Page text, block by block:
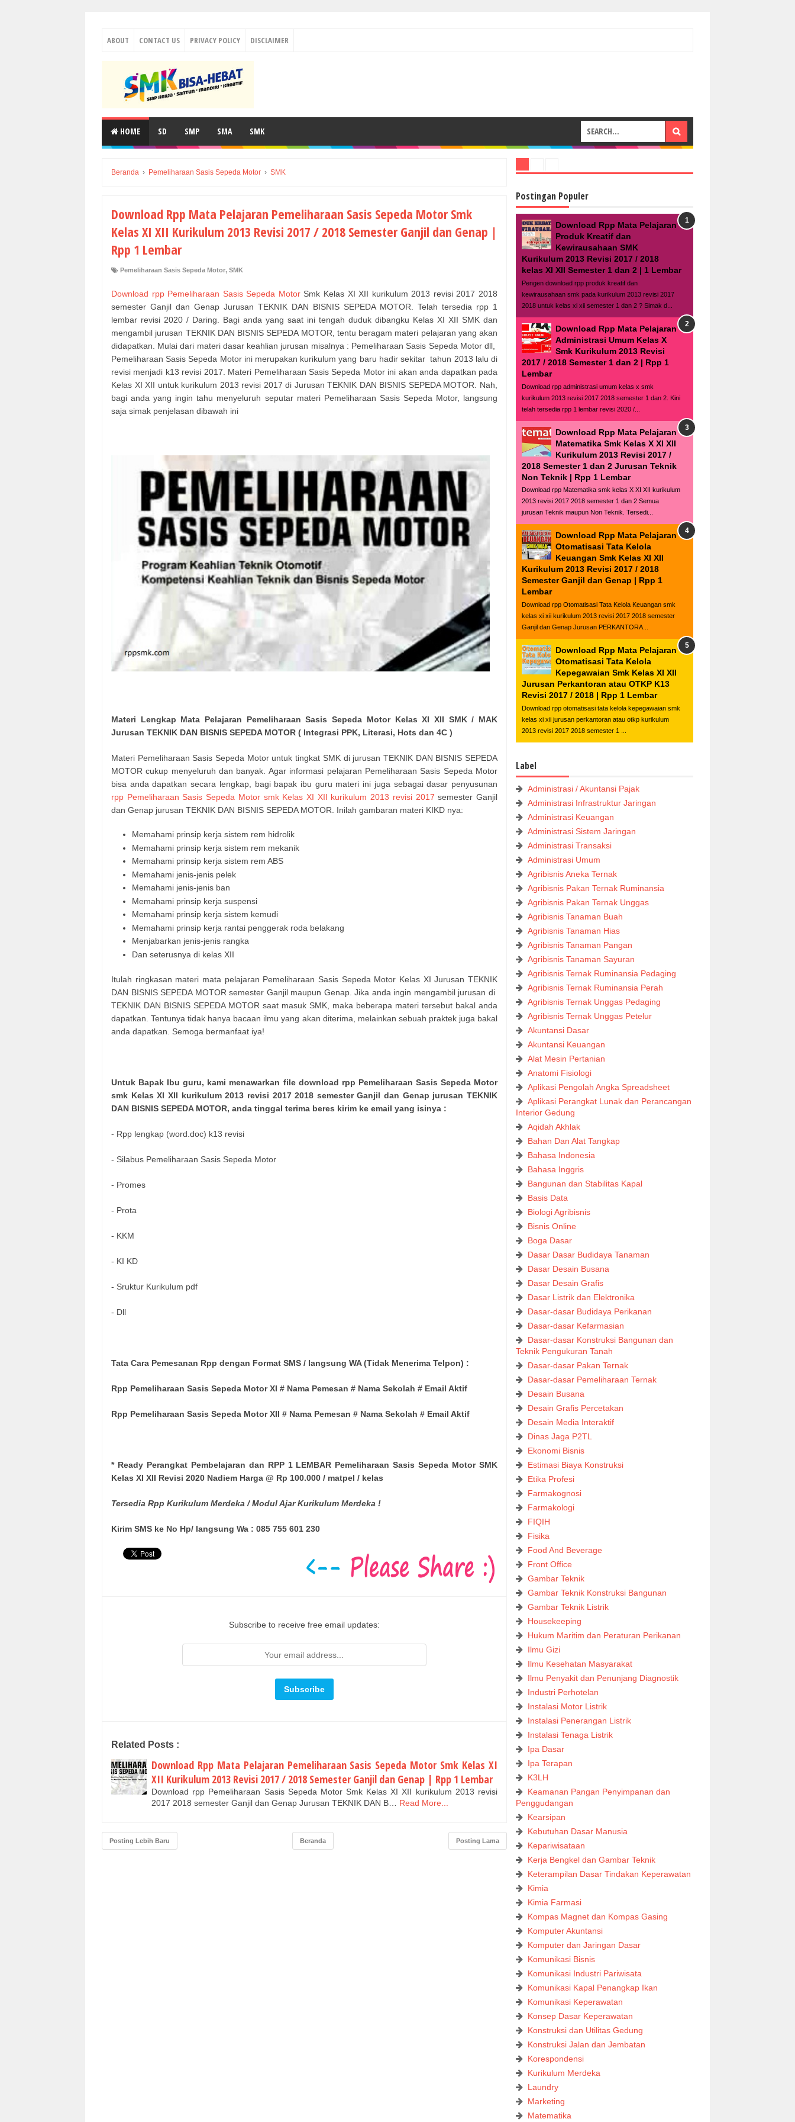
ABOUT CONTACT US PRIVACY POLICY DISCLAIMER
HOME SD SMP SMA SMK
Beranda › Pemeliharaan Sasis Sepeda Motor › SMK
Download Rpp Mata Pelajaran Pemeliharaan Sasis Sepeda Motor Smk
Kelas XI XII Kurikulum 2013 Revisi 2017 / 2018 Semester Ganjil dan Genap |
Rpp 1 Lembar
Pemeliharaan Sasis Sepeda Motor, SMK
Download rpp Pemeliharaan Sasis Sepeda MotorSmk Kelas XI XII kurikulum 2013 revisi 2017 2018
semester Ganjil dan Genap Jurusan TEKNIK DAN BISNIS SEPEDA MOTOR. Telah tersedia rpp 1
lembar revisi 2020 / Daring. Bagi anda yang saat ini tengah duduk dibangku Kelas XI XII SMK dan
mengambil jurusan TEKNIK DAN BISNIS SEPEDA MOTOR, tentu beragam materi pelajaran yang akan
didapatkan. Mulai dari materi dasar keahlian jurusan misalnya : Pemeliharaan Sasis Sepeda Motor dll,
Pemeliharaan Sasis Sepeda Motor ini merupakan kurikulum yang baru hadir sekitar tahun 2013 lalu di
revisi menjadi k13 revisi 2017. Materi Pemeliharaan Sasis Sepeda Motor ini akan anda dapatkan pada
Kelas XI XII untuk kurikulum 2013 revisi 2017 di Jurusan TEKNIK DAN BISNIS SEPEDA MOTOR. Nah,
bagi anda yang ingin tahu menyeluruh seputar materi Pemeliharaan Sasis Sepeda Motor, langsung
saja simak penjelasan dibawah ini
Materi Lengkap Mata Pelajaran Pemeliharaan Sasis Sepeda Motor Kelas XI XII SMK / MAK
Jurusan TEKNIK DAN BISNIS SEPEDA MOTOR ( Integrasi PPK, Literasi, Hots dan 4C )
Materi Pemeliharaan Sasis Sepeda Motor untuk tingkat SMK di jurusan TEKNIK DAN BISNIS SEPEDA
MOTOR cukup menyeluruh dan banyak. Agar informasi pelajaran Pemeliharaan Sasis Sepeda Motor
bisa anda dapatkan secara lengkap, bagi bapak ibu guru materi ini juga sebagai dasar penyusunan
rpp Pemeliharaan Sasis Sepeda Motor smk Kelas XI XII kurikulum 2013 revisi 2017 semester Ganjil
dan Genap jurusan TEKNIK DAN BISNIS SEPEDA MOTOR. Inilah gambaran materi KIKD nya:
Memahami prinsip kerja sistem rem hidrolik
Memahami prinsip kerja sistem rem mekanik
Memahami prinsip kerja sistem rem ABS
Memahami jenis-jenis pelek
Memahami jenis-jenis ban
Memahami prinsip kerja suspensi
Memahami prinsip kerja sistem kemudi
Memahami prinsip kerja rantai penggerak roda belakang
Menjabarkan jenis-jenis rangka
Dan seterusnya di kelas XII
Itulah ringkasan materi mata pelajaran Pemeliharaan Sasis Sepeda Motor Kelas XI Jurusan TEKNIK
DAN BISNIS SEPEDA MOTOR semester Ganjil maupun Genap. Jika anda ingin mengambil jurusan di
TEKNIK DAN BISNIS SEPEDA MOTOR saat masuk SMK, maka beberapa materi tersebut bakal anda
dapatkan. Tentunya tidak hanya bacaan ilmu yang akan diterima, melainkan sebuah praktek juga bakal
anda dapatkan. Semoga bermanfaat iya!
Untuk Bapak Ibu guru, kami menawarkan file download rpp Pemeliharaan Sasis Sepeda Motor
smk Kelas XI XII kurikulum 2013 revisi 2017 2018 semester Ganjil dan Genap jurusan TEKNIK
DAN BISNIS SEPEDA MOTOR, anda tinggal terima beres kirim ke email yang isinya :
- Rpp lengkap (word.doc) k13 revisi
- Silabus Pemeliharaan Sasis Sepeda Motor
- Promes
- Prota
- KKM
- KI KD
- Sruktur Kurikulum pdf
- Dll
Tata Cara Pemesanan Rpp dengan Format SMS / langsung WA (Tidak Menerima Telpon) :
Rpp Pemeliharaan Sasis Sepeda Motor XI # Nama Pemesan # Nama Sekolah # Email Aktif
Rpp Pemeliharaan Sasis Sepeda Motor XII # Nama Pemesan # Nama Sekolah # Email Aktif
* Ready Perangkat Pembelajaran dan RPP 1 LEMBAR Pemeliharaan Sasis Sepeda Motor SMK
Kelas XI XII Revisi 2020 Nadiem Harga @ Rp 100.000 / matpel / kelas
Tersedia Rpp Kurikulum Merdeka / Modul Ajar Kurikulum Merdeka !
Kirim SMS ke No Hp/ langsung Wa : 085 755 601 230
Subscribe to receive free email updates:
Related Posts :
Download Rpp Mata Pelajaran Pemeliharaan Sasis Sepeda Motor Smk Kelas XI
XII Kurikulum 2013 Revisi 2017 / 2018 Semester Ganjil dan Genap | Rpp 1 Lembar
Download rpp Pemeliharaan Sasis Sepeda Motor Smk Kelas XI XII kurikulum 2013 revisi
2017 2018 semester Ganjil dan Genap Jurusan TEKNIK DAN B…
Read More...
Posting Lebih Baru Posting Lama
Beranda
Postingan Populer
Download Rpp Mata Pelajaran
Produk Kreatif dan
Kewirausahaan SMK
Kurikulum 2013 Revisi 2017 / 2018
kelas XI XII Semester 1 dan 2 | 1 Lembar
Pengen download rpp produk kreatif dan
kewirausahaan smk pada kurikulum 2013 revisi 2017
2018 untuk kelas xi xii semester 1 dan 2 ? Simak d...
Download Rpp Mata Pelajaran
Administrasi Umum Kelas X
Smk Kurikulum 2013 Revisi
2017 / 2018 Semester 1 dan 2 | Rpp 1
Lembar
Download rpp administrasi umum kelas x smk
kurikulum 2013 revisi 2017 2018 semester 1 dan 2. Kini
telah tersedia rpp 1 lembar revisi 2020 /...
Download Rpp Mata Pelajaran
Matematika Smk Kelas X XI XII
Kurikulum 2013 Revisi 2017 /
2018 Semester 1 dan 2 Jurusan Teknik
Non Teknik | Rpp 1 Lembar
Download rpp Matematika smk kelas X XI XII kurikulum
2013 revisi 2017 2018 semester 1 dan 2 Semua
jurusan Teknik maupun Non Teknik. Tersedi...
Download Rpp Mata Pelajaran
Otomatisasi Tata Kelola
Keuangan Smk Kelas XI XII
Kurikulum 2013 Revisi 2017 / 2018
Semester Ganjil dan Genap | Rpp 1
Lembar
Download rpp Otomatisasi Tata Kelola Keuangan smk
kelas xi xii kurikulum 2013 revisi 2017 2018 semester
Ganjil dan Genap Jurusan PERKANTORA...
Download Rpp Mata Pelajaran
Otomatisasi Tata Kelola
Kepegawaian Smk Kelas XI XII
Jurusan Perkantoran atau OTKP K13
Revisi 2017 / 2018 | Rpp 1 Lembar
Download rpp otomatisasi tata kelola kepegawaian smk
kelas xi xii jurusan perkantoran atau otkp kurikulum
2013 revisi 2017 2018 semester 1 ...
Label
Administrasi / Akuntansi Pajak
Administrasi Infrastruktur Jaringan
Administrasi Keuangan
Administrasi Sistem Jaringan
Administrasi Transaksi
Administrasi Umum
Agribisnis Aneka Ternak
Agribisnis Pakan Ternak Ruminansia
Agribisnis Pakan Ternak Unggas
Agribisnis Tanaman Buah
Agribisnis Tanaman Hias
Agribisnis Tanaman Pangan
Agribisnis Tanaman Sayuran
Agribisnis Ternak Ruminansia Pedaging
Agribisnis Ternak Ruminansia Perah
Agribisnis Ternak Unggas Pedaging
Agribisnis Ternak Unggas Petelur
Akuntansi Dasar
Akuntansi Keuangan
Alat Mesin Pertanian
Anatomi Fisiologi
Aplikasi Pengolah Angka Spreadsheet
Aplikasi Perangkat Lunak dan Perancangan
Interior Gedung
Aqidah Akhlak
Bahan Dan Alat Tangkap
Bahasa Indonesia
Bahasa Inggris
Bangunan dan Stabilitas Kapal
Basis Data
Biologi Agribisnis
Bisnis Online
Boga Dasar
Dasar Dasar Budidaya Tanaman
Dasar Desain Busana
Dasar Desain Grafis
Dasar Listrik dan Elektronika
Dasar-dasar Budidaya Perikanan
Dasar-dasar Kefarmasian
Dasar-dasar Konstruksi Bangunan dan
Teknik Pengukuran Tanah
Dasar-dasar Pakan Ternak
Dasar-dasar Pemeliharaan Ternak
Desain Busana
Desain Grafis Percetakan
Desain Media Interaktif
Dinas Jaga P2TL
Ekonomi Bisnis
Estimasi Biaya Konstruksi
Etika Profesi
Farmakognosi
Farmakologi
FIQIH
Fisika
Food And Beverage
Front Office
Gambar Teknik
Gambar Teknik Konstruksi Bangunan
Gambar Teknik Listrik
Housekeeping
Hukum Maritim dan Peraturan Perikanan
Ilmu Gizi
Ilmu Kesehatan Masyarakat
Ilmu Penyakit dan Penunjang Diagnostik
Industri Perhotelan
Instalasi Motor Listrik
Instalasi Penerangan Listrik
Instalasi Tenaga Listrik
Ipa Dasar
Ipa Terapan
K3LH
Keamanan Pangan Penyimpanan dan
Penggudangan
Kearsipan
Kebutuhan Dasar Manusia
Kepariwisataan
Kerja Bengkel dan Gambar Teknik
Keterampilan Dasar Tindakan Keperawatan
Kimia
Kimia Farmasi
Kompas Magnet dan Kompas Gasing
Komputer Akuntansi
Komputer dan Jaringan Dasar
Komunikasi Bisnis
Komunikasi Industri Pariwisata
Komunikasi Kapal Penangkap Ikan
Komunikasi Keperawatan
Konsep Dasar Keperawatan
Konstruksi dan Utilitas Gedung
Konstruksi Jalan dan Jembatan
Korespondensi
Kurikulum Merdeka
Laundry
Marketing
Matematika